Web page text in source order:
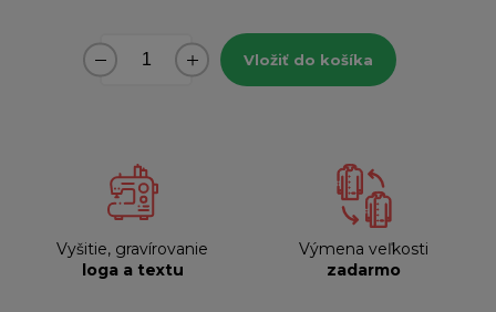
Vložiť do košíka
Vyšitie, gravírovanie
loga a textu
Výmena veľkosti
zadarmo